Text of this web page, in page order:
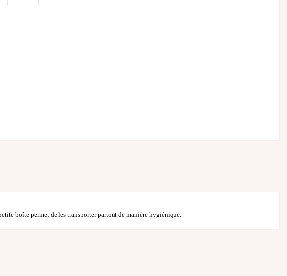
boîte permet de les transporter partout de manière hygiénique.